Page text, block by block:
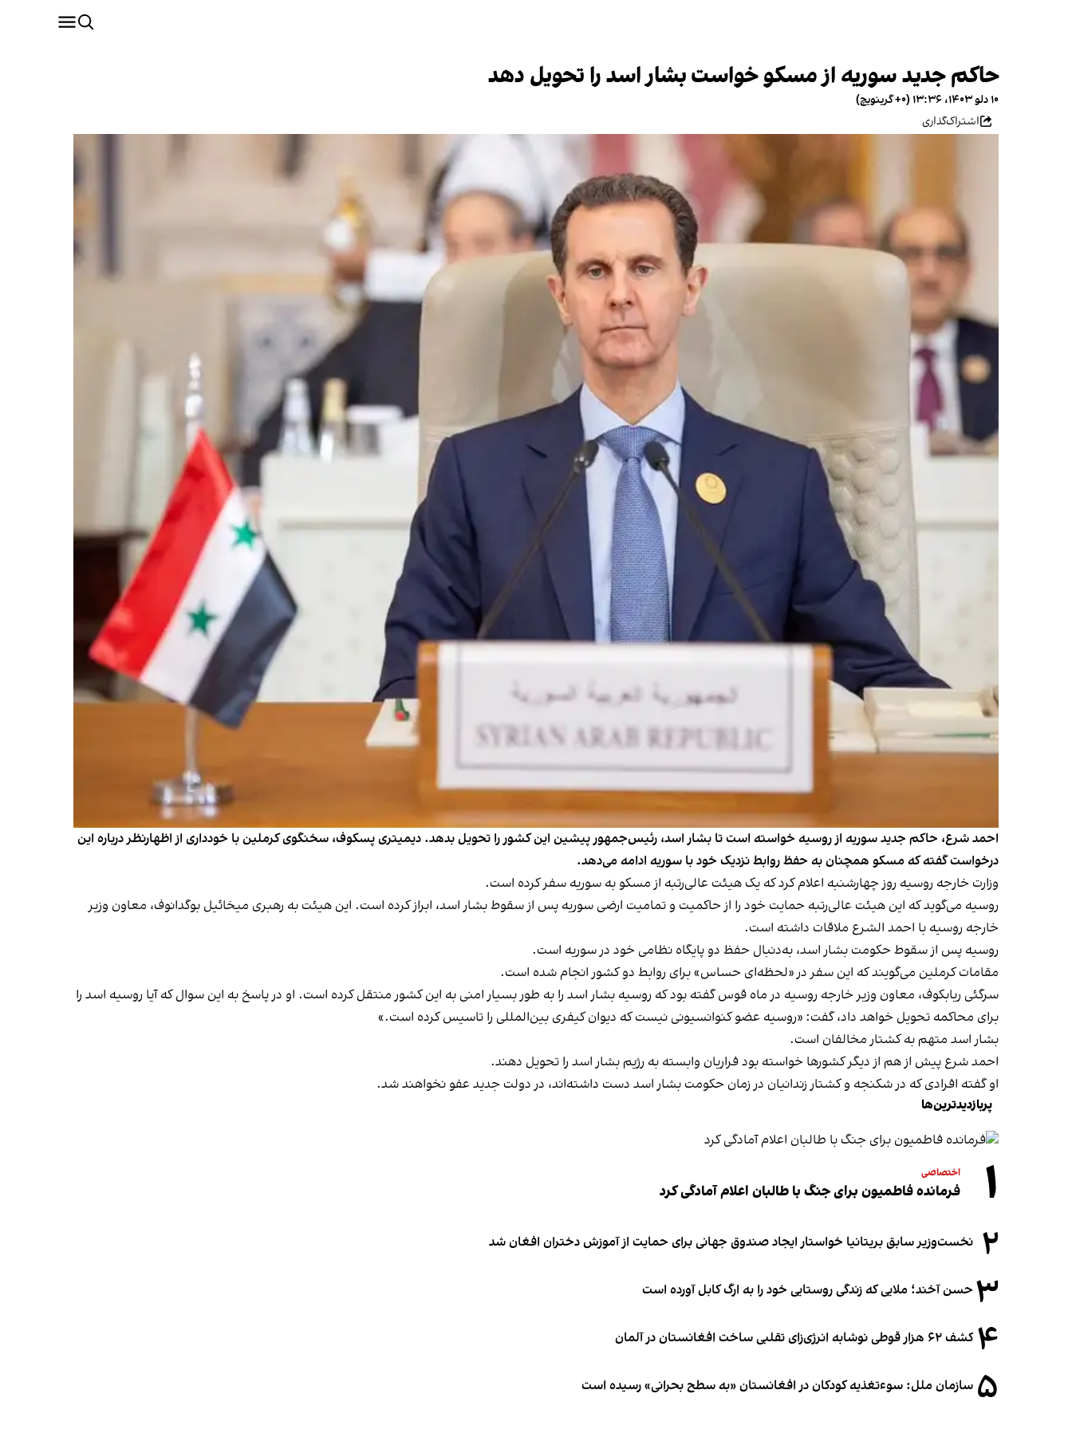
حاکم جدید سوریه از مسکو خواست بشار اسد را تحویل دهد
۱۰ دلو ۱۴۰۳، ۱۳:۳۶ (‎+۰ گرینویچ)
اشتراک‌گذاری
احمد شرع، حاکم جدید سوریه از روسیه خواسته است تا بشار اسد، رئیس‌جمهور پیشین این کشور را تحویل بدهد. دیمیتری پسکوف، سخنگوی کرملین با خودداری از اظهارنظر درباره این
درخواست گفته که مسکو همچنان به حفظ روابط نزدیک خود با سوریه ادامه می‌دهد.
وزارت خارجه روسیه روز چهارشنبه اعلام کرد که یک هیئت عالی‌رتبه از مسکو به سوریه سفر کرده است.
روسیه می‌گوید که این هیئت عالی‌رتبه حمایت خود را از حاکمیت و تمامیت ارضی سوریه پس از سقوط بشار اسد، ابراز کرده است. این هیئت به رهبری میخائیل بوگدانوف، معاون وزیر
خارجه روسیه با احمد الشرع ملاقات داشته است.
روسیه پس از سقوط حکومت بشار اسد، به‌دنبال حفظ دو پایگاه نظامی خود در سوریه است.
مقامات کرملین می‌گویند که این سفر در «لحظه‌ای حساس» برای روابط دو کشور انجام شده است.
سرگئی ریابکوف، معاون وزیر خارجه روسیه در ماه قوس گفته بود که روسیه بشار اسد را به طور بسیار امنی به این کشور منتقل کرده است. او در پاسخ به این سوال که آیا روسیه اسد را
برای محاکمه تحویل خواهد داد، گفت: «روسیه عضو کنوانسیونی نیست که دیوان کیفری بین‌المللی را تاسیس کرده است.»
بشار اسد متهم به کشتار مخالفان است.
احمد شرع پیش از هم از دیگر کشورها خواسته بود فراریان وابسته به رژیم بشار اسد را تحویل دهند.
او گفته افرادی که در شکنجه و کشتار زندانیان در زمان حکومت بشار اسد دست داشته‌اند، در دولت جدید عفو نخواهند شد.
پربازدیدترین‌ها
۱ اختصاصی
فرمانده فاطمیون برای جنگ با طالبان اعلام آمادگی کرد
۲ نخست‌وزیر سابق بریتانیا خواستار ایجاد صندوق جهانی برای حمایت از آموزش دختران افغان شد
۳ حسن آخند؛ ملایی که زندگی روستایی خود را به ارگ کابل آورده است
۴ کشف ۶۲ هزار قوطی نوشابه انرژی‌زای تقلبی ساخت افغانستان در آلمان
۵ سازمان ملل: سوء‌تغذیه کودکان در افغانستان «به سطح بحرانی» رسیده است